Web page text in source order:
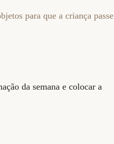
para que a criança passe
da semana e colocar a